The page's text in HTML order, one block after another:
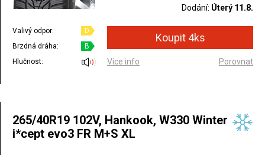
Dodání: Úterý 11.8.
Valivý odpor:
D
Brzdná dráha:
B
Hlučnost:
Více info Porovnat
265/40R19 102V, Hankook, W330 Winter
i*cept evo3 FR M+S XL